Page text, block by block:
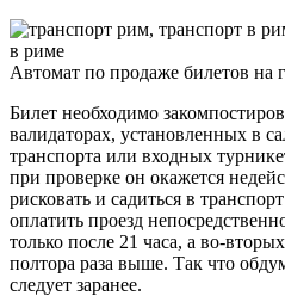
Автомат по продаже билетов на
Билет необходимо
валидаторах, установленных в
транспорта или входных
при проверке он окажется
рисковать и садиться в
оплатить проезд
только после 21 часа, а во-
полтора раза выше. Так что
следует заранее.